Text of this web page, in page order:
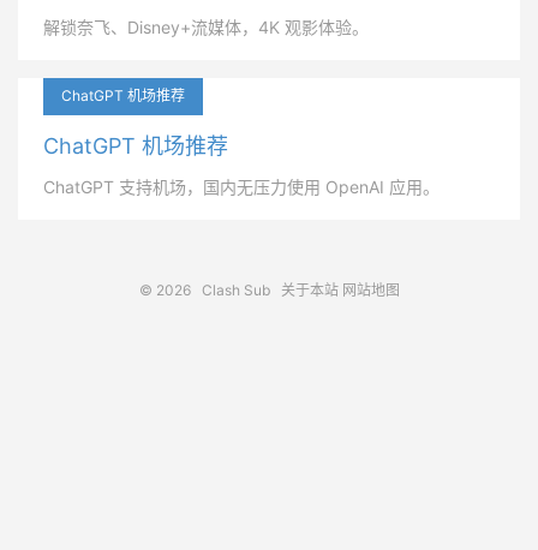
解锁奈飞、Disney+流媒体，4K 观影体验。
ChatGPT 机场推荐
ChatGPT 机场推荐
ChatGPT 支持机场，国内无压力使用 OpenAI 应用。
© 2026 Clash Sub 关于本站 网站地图